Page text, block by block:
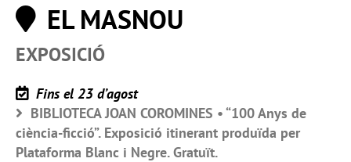
EL MASNOU
EXPOSICIÓ
Fins el 23 d’agost
BIBLIOTECA JOAN COROMINES • “100 Anys de
ciència-ficció”. Exposició itinerant produïda per
Plataforma Blanc i Negre. Gratuït.